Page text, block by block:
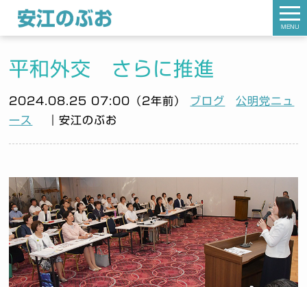
平和外交 さらに推進
2024.08.25 07:00（2年前） ブログ
公明党ニュ
ース
｜安江のぶお
MENU